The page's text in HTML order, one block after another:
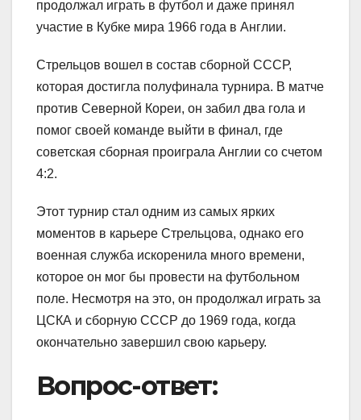
продолжал играть в футбол и даже принял
участие в Кубке мира 1966 года в Англии.
Стрельцов вошел в состав сборной СССР,
которая достигла полуфинала турнира. В матче
против Северной Кореи, он забил два гола и
помог своей команде выйти в финал, где
советская сборная проиграла Англии со счетом
4:2.
Этот турнир стал одним из самых ярких
моментов в карьере Стрельцова, однако его
военная служба искоренила много времени,
которое он мог бы провести на футбольном
поле. Несмотря на это, он продолжал играть за
ЦСКА и сборную СССР до 1969 года, когда
окончательно завершил свою карьеру.
Вопрос-ответ: